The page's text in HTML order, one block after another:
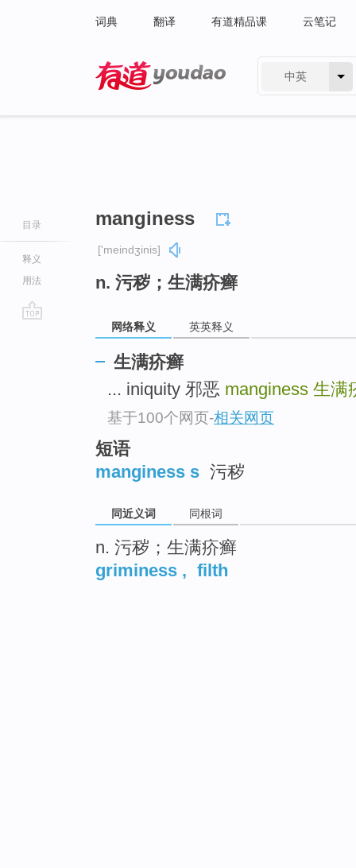
词典 翻译 有道精品课 云笔记
中英
目录
释义
用法
manginess
['meindʒinis]
n. 污秽；生满疥癣
网络释义 英英释义
生满疥癣
... iniquity 邪恶 manginess 生满
基于100个网页-相关网页
短语
manginess s 污秽
同近义词 同根词
n. 污秽；生满疥癣
griminess , filth